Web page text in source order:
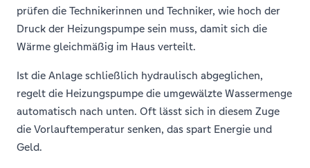
prüfen die Technikerinnen und Techniker, wie hoch der
Druck der Heizungspumpe sein muss, damit sich die
Wärme gleichmäßig im Haus verteilt.
Ist die Anlage schließlich hydraulisch abgeglichen,
regelt die Heizungspumpe die umgewälzte Wassermenge
automatisch nach unten. Oft lässt sich in diesem Zuge
die Vorlauftemperatur senken, das spart Energie und
Geld.